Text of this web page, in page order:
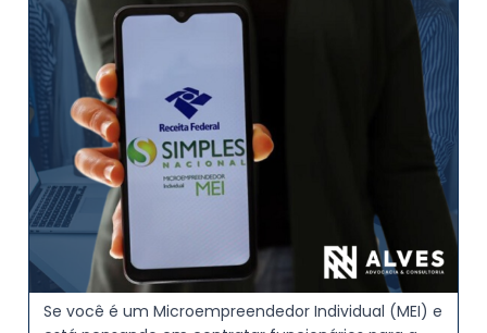
Se você é um Microempreendedor Individual (MEI) e